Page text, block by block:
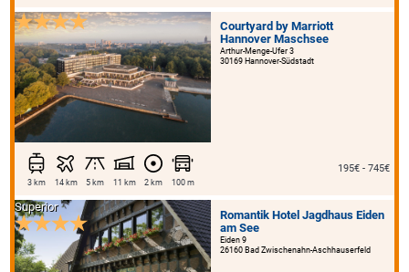
Courtyard by Marriott
Hannover Maschsee
Arthur-Menge-Ufer 3
30169 Hannover-Südstadt
3 km 14 km 5 km 11 km 2 km 100 m
195€ - 745€
Romantik Hotel Jagdhaus Eiden
am See
Eiden 9
26160 Bad Zwischenahn-Aschhauserfeld
Superior